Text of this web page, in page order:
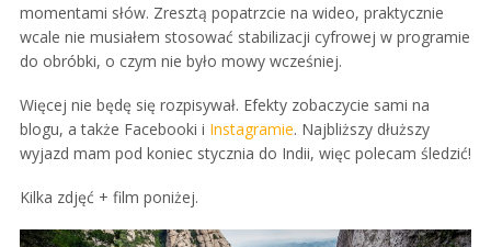
momentami słów. Zresztą popatrzcie na wideo, praktycznie
wcale nie musiałem stosować stabilizacji cyfrowej w programie
do obróbki, o czym nie było mowy wcześniej.
Więcej nie będę się rozpisywał. Efekty zobaczycie sami na
blogu, a także Facebooki i Instagramie. Najbliższy dłuższy
wyjazd mam pod koniec stycznia do Indii, więc polecam śledzić!
Kilka zdjęć + film poniżej.